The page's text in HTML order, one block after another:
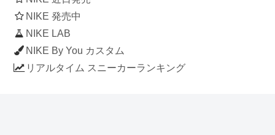
NIKE 発売中
NIKE LAB
NIKE By You カスタム
リアルタイム スニーカーランキング